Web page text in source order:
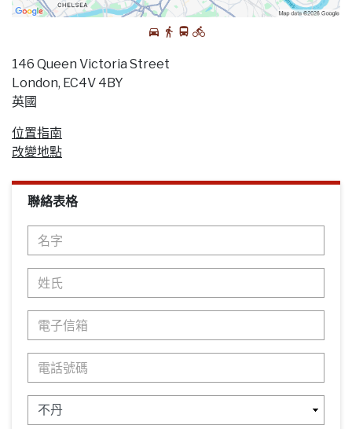
146 Queen Victoria Street
London, EC4V 4BY
英國
位置指南
改變地點
聯絡表格